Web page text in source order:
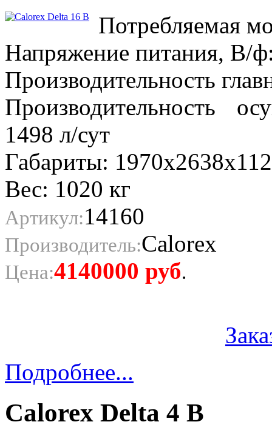
Потребляемая
Напряжение питания, В/
Производительность
Производительность
1498 л/сут
Габариты:
Вес: 1020 кг
Артикул:14160
Производитель:Calorex
Цена:4140000 руб.
Подробнее...
Calorex Delta 4 B